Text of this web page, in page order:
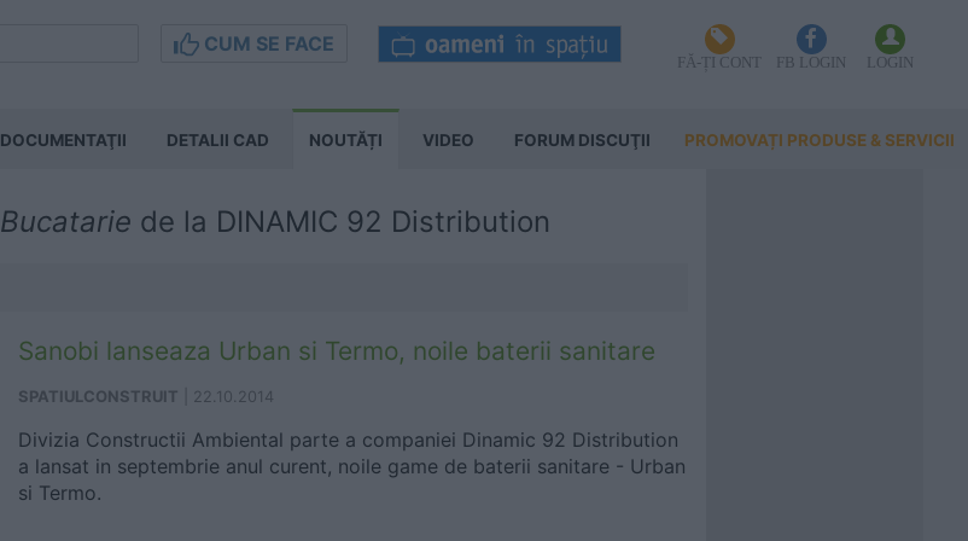
CUM SE FACE
FĂ-ȚI CONT FB LOGIN LOGIN
DOCUMENTAŢII DETALII CAD NOUTĂȚI VIDEO FORUM DISCUŢII PROMOVAȚI PRODUSE & SERVICII
Bucatarie de la DINAMIC 92 Distribution
Sanobi lanseaza Urban si Termo, noile baterii sanitare
SPATIULCONSTRUIT 22.10.2014
Divizia Constructii Ambiental parte a companiei Dinamic 92 Distribution
a lansat in septembrie anul curent, noile game de baterii sanitare - Urban
si Termo.